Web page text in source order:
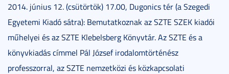
2014. június 12. (csütörtök) 17.00, Dugonics tér (a Szegedi
Egyetemi Kiadó sátra): Bemutatkoznak az SZTE SZEK kiadói
műhelyei és az SZTE Klebelsberg Könyvtár. Az SZTE és a
könyvkiadás címmel Pál József irodalomtörténész
professzorral, az SZTE nemzetközi és közkapcsolati